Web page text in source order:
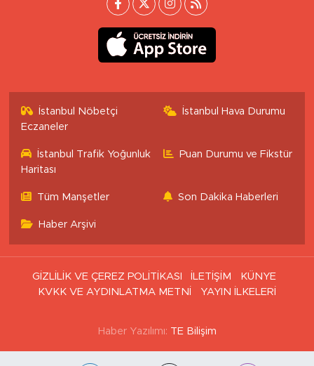
İstanbul Nöbetçi
Eczaneler
İstanbul Hava Durumu
İstanbul Trafik Yoğunluk
Haritası
Puan Durumu ve Fikstür
Tüm Manşetler Son Dakika Haberleri
Haber Arşivi
GİZLİLİK VE ÇEREZ POLİTİKASI İLETİŞİM
KÜNYE
KVKK VE AYDINLATMA METNİ
YAYIN İLKELERİ
Haber Yazılımı: TE Bilişim